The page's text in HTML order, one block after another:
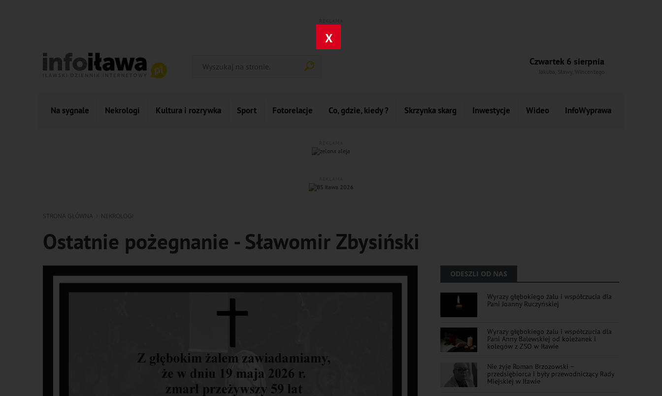
X
Czwartek 6 sierpnia
Jakuba, Sławy, Wincentego
Na sygnale Nekrologi Kultura i rozrywka Sport Fotorelacje Co, gdzie, kiedy ? Skrzynka skarg Inwestycje Wideo InfoWyprawa
STRONA GŁÓWNA NEKROLOGI
Ostatnie pożegnanie - Sławomir Zbysiński
ODESZLI OD NAS
Wyrazy głębokiego żalu i współczucia dla
Pani Joanny Ruczyńskiej
Wyrazy głębokiego żalu i współczucia dla
Pani Anny Balewskiej od koleżanek i
kolegów z ZSO w Iławie
Nie żyje Roman Brzozowski –
przedsiębiorca i były przewodniczący Rady
Miejskiej w Iławie